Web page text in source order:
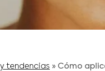
tendencias » Cómo